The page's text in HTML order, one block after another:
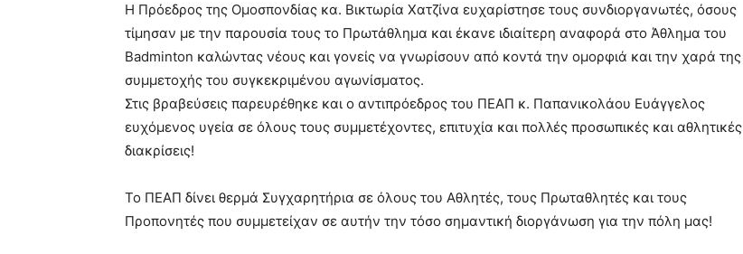
Η Πρόεδρος της Ομοσπονδίας κα. Βικτωρία Χατζίνα ευχαρίστησε τους συνδιοργανωτές, όσους
τίμησαν με την παρουσία τους το Πρωτάθλημα και έκανε ιδιαίτερη αναφορά στο Άθλημα του
Badminton καλώντας νέους και γονείς να γνωρίσουν από κοντά την ομορφιά και την χαρά της
συμμετοχής του συγκεκριμένου αγωνίσματος.
Στις βραβεύσεις παρευρέθηκε και ο αντιπρόεδρος του ΠΕΑΠ κ. Παπανικολάου Ευάγγελος
ευχόμενος υγεία σε όλους τους συμμετέχοντες, επιτυχία και πολλές προσωπικές και αθλητικές
διακρίσεις!
Το ΠΕΑΠ δίνει θερμά Συγχαρητήρια σε όλους του Αθλητές, τους Πρωταθλητές και τους
Προπονητές που συμμετείχαν σε αυτήν την τόσο σημαντική διοργάνωση για την πόλη μας!